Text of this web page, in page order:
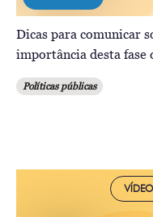
Dicas para comunicar
importância desta fase
Políticas públicas